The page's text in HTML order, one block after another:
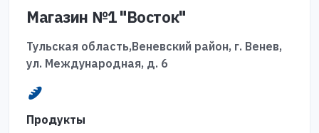
Магазин №1 "Восток"
Тульская область,Веневский район, г. Венев,
ул. Международная, д. 6
Продукты